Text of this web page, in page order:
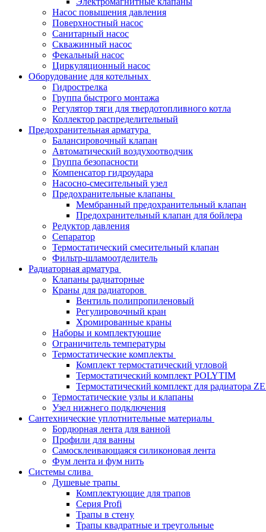
Насос повышения давления
Поверхностный насос
Санитарный насос
Скважинный насос
Фекальный насос
Циркуляционный насос
Оборудование для котельных
Гидрострелка
Группа быстрого монтажа
Регулятор тяги для твердотопливного котла
Коллектор распределительный
Предохранительная арматура
Балансировочный клапан
Автоматический воздухоотводчик
Группа безопасности
Компенсатор гидроудара
Насосно-смесительный узел
Предохранительные клапаны
Мембранный предохранительный клапан
Предохранительный клапан для бойлера
Редуктор давления
Сепаратор
Термостатический смесительный клапан
Фильтр-шламоотделитель
Радиаторная арматура
Клапаны радиаторные
Краны для радиаторов
Вентиль полипропиленовый
Регулировочный кран
Хромированные краны
Наборы и комплектующие
Ограничитель температуры
Термостатические комплекты
Комплект термостатический угловой
Термостатический комплект POLYTIM
Термостатический комплект для радиатора
Термостатические узлы и клапаны
Узел нижнего подключения
Сантехнические уплотнительные материалы
Бордюрная лента для ванной
Профили для ванны
Самосклеивающаяся силиконовая лента
Фум лента и фум нить
Системы слива
Душевые трапы
Комплектующие для трапов
Серия Profi
Трапы в стену
Трапы квадратные и треугольные